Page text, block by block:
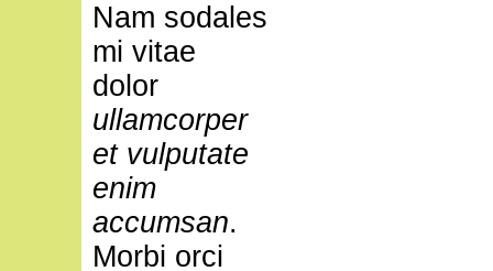
Nam sodales
mi vitae
dolor
ullamcorper
et vulputate
enim
accumsan.
Morbi orci